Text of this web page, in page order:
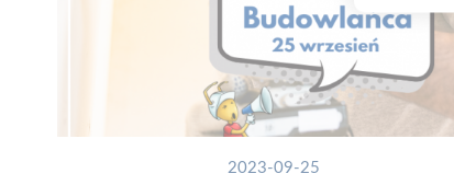
2023-09-25